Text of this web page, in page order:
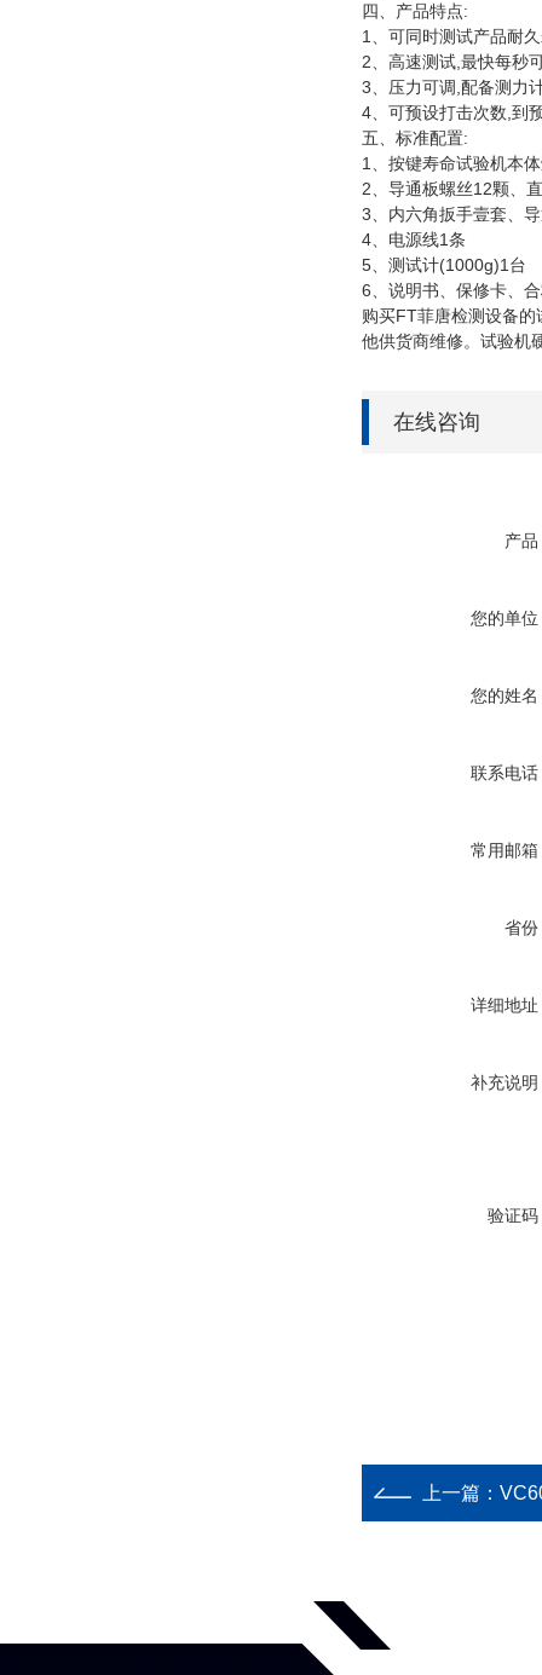
四、产品特点:
1 、可同时测试产品耐
2、高速测试 最快每秒
3、压力可调 配备测力
4、可预设打击次数 到
五、标准配置:
1 、按键寿命试验机本
2、导通板螺丝12颗、
3、内六角扳手壹套、
4、电源线1 条
5、测试计(1000g)1 台
6、说明书、保修卡、
购买FT菲唐检测设备的
他供货商维修。试验机
在线咨询
产品
您的单位
您的姓名
联系电话
常用邮箱
省份
详细地址
补充说明
验证码
上一篇：